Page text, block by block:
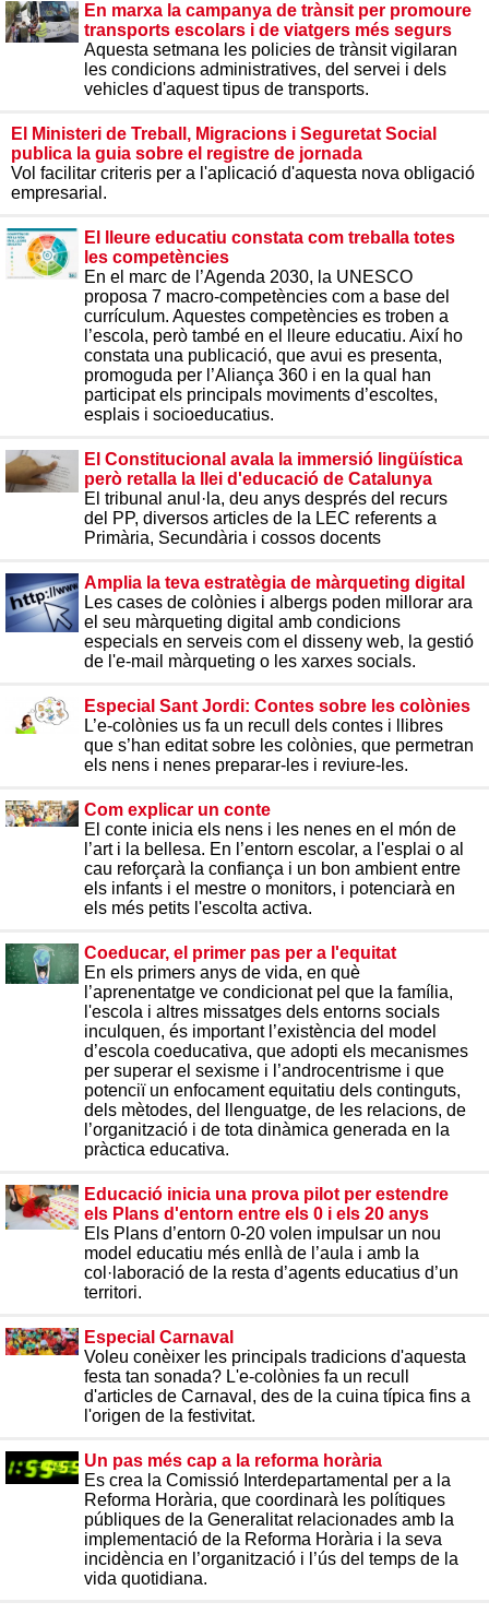
En marxa la campanya de trànsit per promoure
transports escolars i de viatgers més segurs
Aquesta setmana les policies de trànsit vigilaran
les condicions administratives, del servei i dels
vehicles d'aquest tipus de transports.
El Ministeri de Treball, Migracions i Seguretat Social
publica la guia sobre el registre de jornada
Vol facilitar criteris per a l'aplicació d'aquesta nova obligació
empresarial.
El lleure educatiu constata com treballa totes
les competències
En el marc de l’Agenda 2030, la UNESCO
proposa 7 macro-competències com a base del
currículum. Aquestes competències es troben a
l’escola, però també en el lleure educatiu. Així ho
constata una publicació, que avui es presenta,
promoguda per l’Aliança 360 i en la qual han
participat els principals moviments d’escoltes,
esplais i socioeducatius.
El Constitucional avala la immersió lingüística
però retalla la llei d'educació de Catalunya
El tribunal anul·la, deu anys després del recurs
del PP, diversos articles de la LEC referents a
Primària, Secundària i cossos docents
Amplia la teva estratègia de màrqueting digital
Les cases de colònies i albergs poden millorar ara
el seu màrqueting digital amb condicions
especials en serveis com el disseny web, la gestió
de l'e-mail màrqueting o les xarxes socials.
Especial Sant Jordi: Contes sobre les colònies
L’e-colònies us fa un recull dels contes i llibres
que s’han editat sobre les colònies, que permetran
els nens i nenes preparar-les i reviure-les.
Com explicar un conte
El conte inicia els nens i les nenes en el món de
l’art i la bellesa. En l’entorn escolar, a l'esplai o al
cau reforçarà la confiança i un bon ambient entre
els infants i el mestre o monitors, i potenciarà en
els més petits l'escolta activa.
Coeducar, el primer pas per a l'equitat
En els primers anys de vida, en què
l’aprenentatge ve condicionat pel que la família,
l'escola i altres missatges dels entorns socials
inculquen, és important l’existència del model
d’escola coeducativa, que adopti els mecanismes
per superar el sexisme i l’androcentrisme i que
potenciï un enfocament equitatiu dels continguts,
dels mètodes, del llenguatge, de les relacions, de
l’organització i de tota dinàmica generada en la
pràctica educativa.
Educació inicia una prova pilot per estendre
els Plans d'entorn entre els 0 i els 20 anys
Els Plans d’entorn 0-20 volen impulsar un nou
model educatiu més enllà de l’aula i amb la
col·laboració de la resta d’agents educatius d’un
territori.
Especial Carnaval
Voleu conèixer les principals tradicions d'aquesta
festa tan sonada? L'e-colònies fa un recull
d'articles de Carnaval, des de la cuina típica fins a
l'origen de la festivitat.
Un pas més cap a la reforma horària
Es crea la Comissió Interdepartamental per a la
Reforma Horària, que coordinarà les polítiques
públiques de la Generalitat relacionades amb la
implementació de la Reforma Horària i la seva
incidència en l’organització i l’ús del temps de la
vida quotidiana.